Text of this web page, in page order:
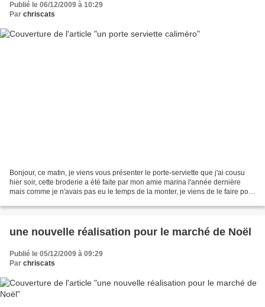
Publié le 06/12/2009 à 10:29
Par chriscats
Bonjour, ce matin, je viens vous présenter le porte-serviette que j'ai cousu
hier soir, cette broderie a été faite par mon amie marina l'année dernière
mais comme je n'avais pas eu le temps de la monter, je viens de le faire pour
une nouvelle réalisation pour le marché de Noël
Publié le 05/12/2009 à 09:29
Par chriscats